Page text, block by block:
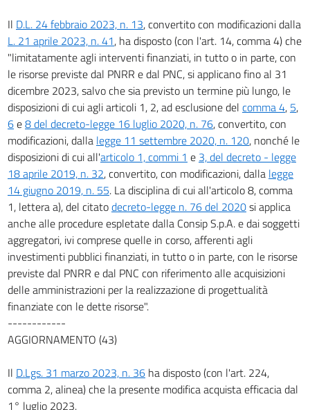
Il D.L. 24 febbraio 2023, n. 13, convertito con modificazioni dalla
L. 21 aprile 2023, n. 41, ha disposto (con l'art. 14, comma 4) che
"limitatamente agli interventi finanziati, in tutto o in parte, con
le risorse previste dal PNRR e dal PNC, si applicano fino al 31
dicembre 2023, salvo che sia previsto un termine più lungo, le
disposizioni di cui agli articoli 1, 2, ad esclusione del comma 4, 5,
6e8 del decreto-legge 16 luglio 2020, n. 76, convertito, con
modificazioni, dalla legge 11 settembre 2020, n. 120, nonché le
disposizioni di cui all'articolo 1, commi 1 e 3, del decreto - legge
18 aprile 2019, n. 32, convertito, con modificazioni, dalla legge
14 giugno 2019, n. 55. La disciplina di cui all'articolo 8, comma
1, lettera a), del citatodecreto-legge n. 76 del 2020si applica
anche alle procedure espletate dalla Consip S.p.A. e dai soggetti
aggregatori, ivi comprese quelle in corso, afferenti agli
investimenti pubblici finanziati, in tutto o in parte, con le risorse
previste dal PNRR e dal PNC con riferimento alle acquisizioni
delle amministrazioni per la realizzazione di progettualità
finanziate con le dette risorse".
------------
AGGIORNAMENTO (43)
Il D.Lgs. 31 marzo 2023, n. 36 ha disposto (con l'art. 224,
comma 2, alinea) che la presente modifica acquista efficacia dal
1° luglio 2023.